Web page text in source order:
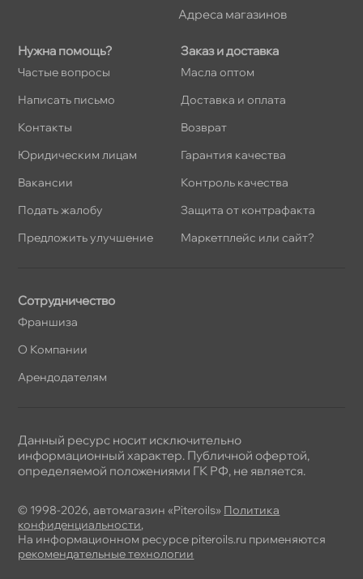
Нужна помощь?
Частые вопросы
Написать письмо
Контакты
Юридическим лицам
акансии
Подать жалобу
Предложить улучшение
Заказ и доставка
Масла оптом
Доставка и оплата
озврат
Гарантия качества
Контроль качества
Защита от контрафакта
Маркетплейс или сайт?
Сотрудничество
Франшиза
О Компании
Арендодателям
Адреса магазино
© 1998-2026, автомагазин «Piteroils» Политика
конфиденциальности,
На информационном ресурсе piteroils.ru применяются
рекомендательные технологии
Данный ресурс носит исключительно
информационный характер. Публичной офертой,
определяемой положениями ГК РФ, не является.